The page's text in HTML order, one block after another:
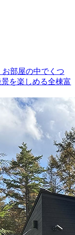
部屋の中でくつ
を楽しめる全棟富